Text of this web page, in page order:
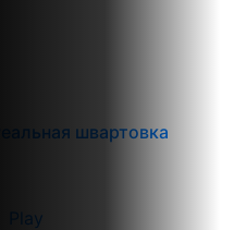
Реальная швартовка
Play